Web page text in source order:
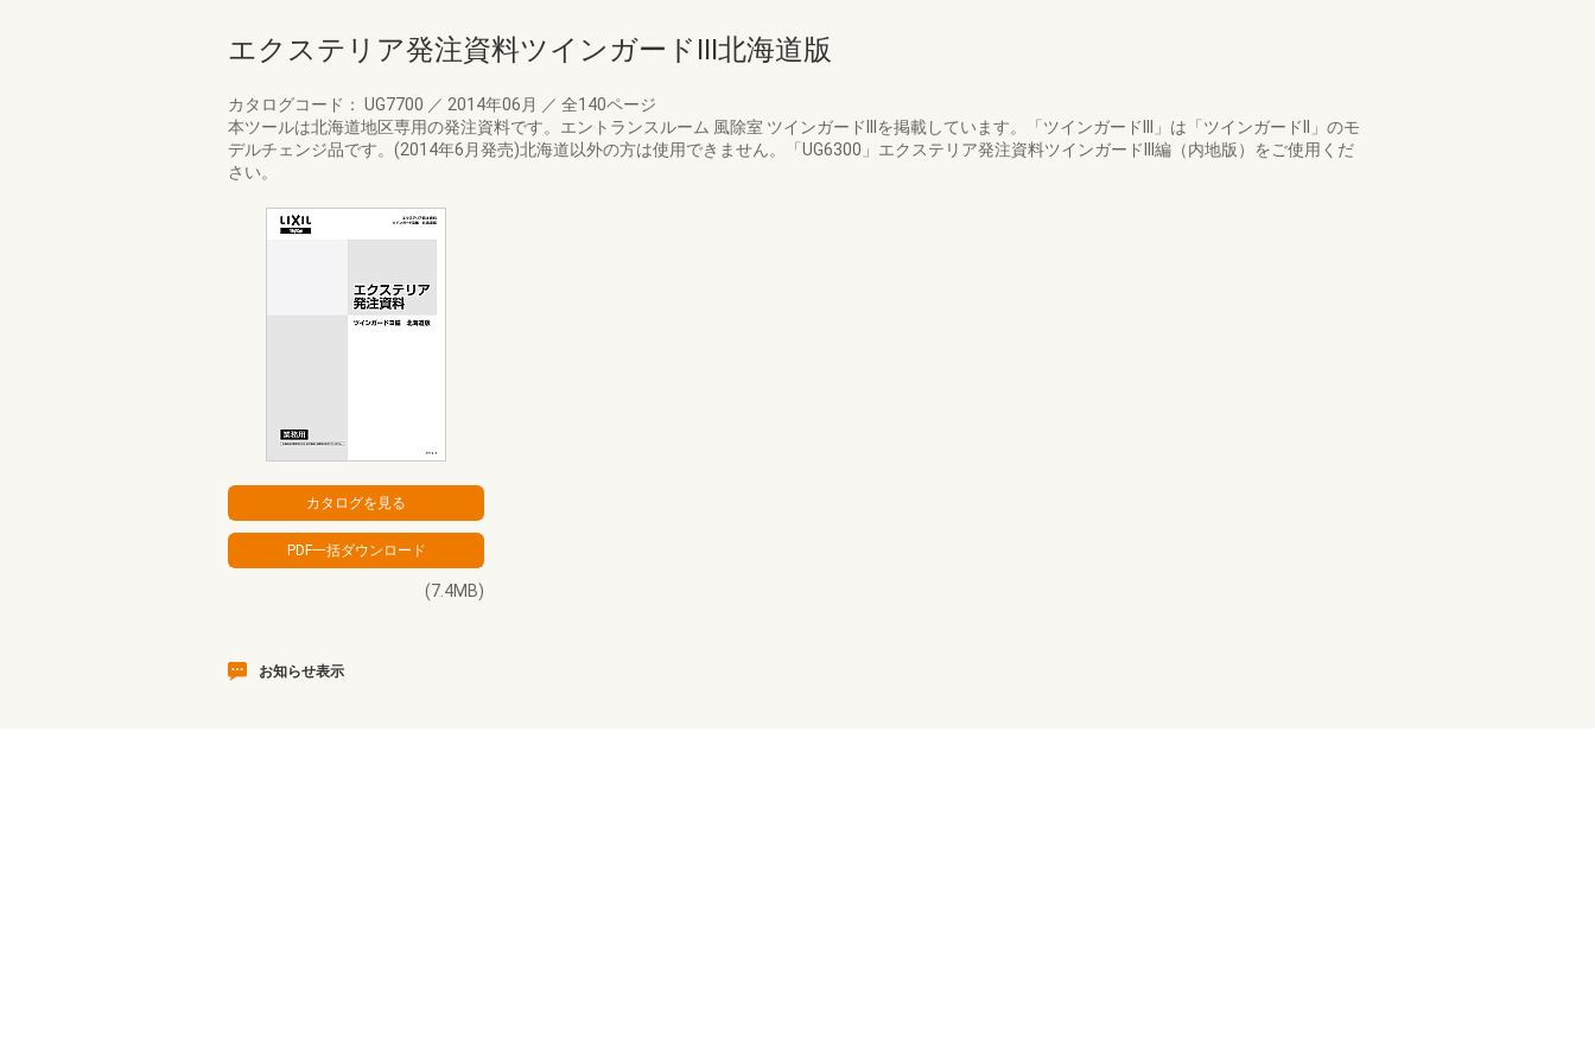
エクステリア発注資料ツインガードIII北海道版
カタログコード： UG7700 ／ 2014年06月 ／ 全140ページ
本ツールは北海道地区専用の発注資料です。エントランスルーム 風除室 ツインガードIIIを掲載しています。「ツインガードIII」は「ツインガードII」のモ
デルチェンジ品です。(2014年6月発売)北海道以外の方は使用できません。「UG6300」エクステリア発注資料ツインガードIII編（内地版）をご使用くだ
さい。
(7.4MB)
お知らせ表示